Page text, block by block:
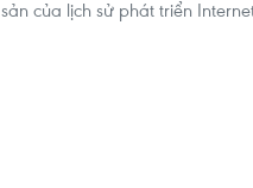
sản của lịch sử phát triển